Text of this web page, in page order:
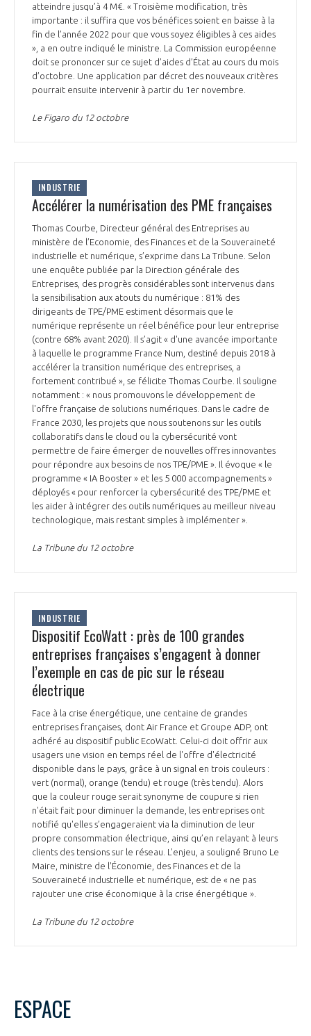
atteindre jusqu’à 4 M€. « Troisième modification, très
importante : il suffira que vos bénéfices soient en baisse à la
fin de l’année 2022 pour que vous soyez éligibles à ces aides
», a en outre indiqué le ministre. La Commission européenne
doit se prononcer sur ce sujet d’aides d’État au cours du mois
d’octobre. Une application par décret des nouveaux critères
pourrait ensuite intervenir à partir du 1er novembre.
Le Figaro du 12 octobre
INDUSTRIE
Accélérer la numérisation des PME françaises
Thomas Courbe, Directeur général des Entreprises au
ministère de l’Economie, des Finances et de la Souveraineté
industrielle et numérique, s’exprime dans La Tribune. Selon
une enquête publiée par la Direction générale des
Entreprises, des progrès considérables sont intervenus dans
la sensibilisation aux atouts du numérique : 81% des
dirigeants de TPE/PME estiment désormais que le
numérique représente un réel bénéfice pour leur entreprise
(contre 68% avant 2020). Il s’agit « d'une avancée importante
à laquelle le programme France Num, destiné depuis 2018 à
accélérer la transition numérique des entreprises, a
fortement contribué », se félicite Thomas Courbe. Il souligne
notamment : « nous promouvons le développement de
l'offre française de solutions numériques. Dans le cadre de
France 2030, les projets que nous soutenons sur les outils
collaboratifs dans le cloud ou la cybersécurité vont
permettre de faire émerger de nouvelles offres innovantes
pour répondre aux besoins de nos TPE/PME ». Il évoque « le
programme « IA Booster » et les 5 000 accompagnements »
déployés « pour renforcer la cybersécurité des TPE/PME et
les aider à intégrer des outils numériques au meilleur niveau
technologique, mais restant simples à implémenter ».
La Tribune du 12 octobre
INDUSTRIE
Dispositif EcoWatt : près de 100 grandes
entreprises françaises s’engagent à donner
l’exemple en cas de pic sur le réseau
électrique
Face à la crise énergétique, une centaine de grandes
entreprises françaises, dont Air France et Groupe ADP, ont
adhéré au dispositif public EcoWatt. Celui-ci doit offrir aux
usagers une vision en temps réel de l'offre d'électricité
disponible dans le pays, grâce à un signal en trois couleurs :
vert (normal), orange (tendu) et rouge (très tendu). Alors
que la couleur rouge serait synonyme de coupure si rien
n'était fait pour diminuer la demande, les entreprises ont
notifié qu'elles s’engageraient via la diminution de leur
propre consommation électrique, ainsi qu’en relayant à leurs
clients des tensions sur le réseau. L'enjeu, a souligné Bruno Le
Maire, ministre de l'Économie, des Finances et de la
Souveraineté industrielle et numérique, est de « ne pas
rajouter une crise économique à la crise énergétique ».
La Tribune du 12 octobre
ESPACE